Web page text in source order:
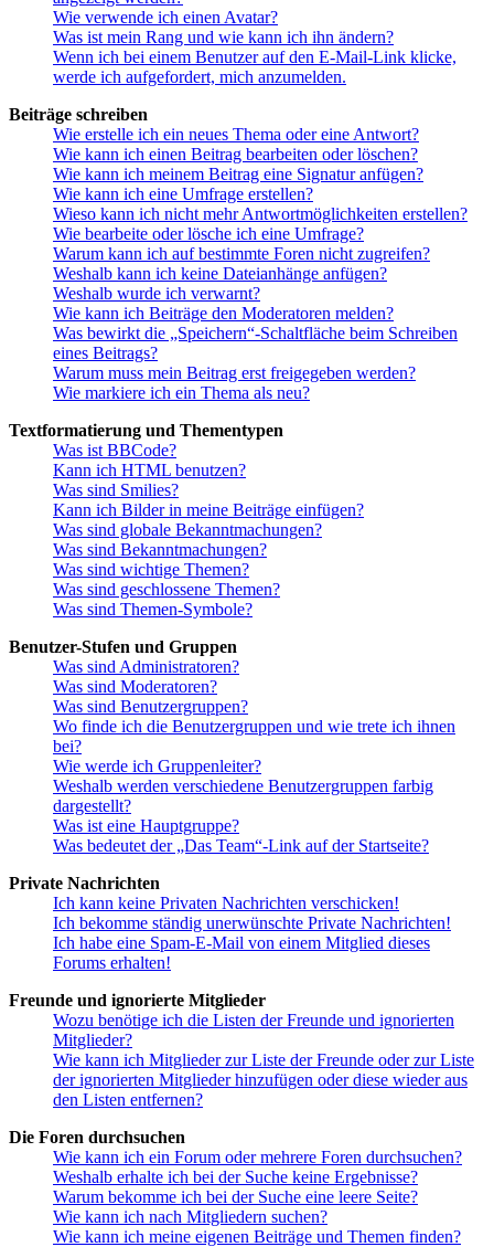
Wie verwende ich einen Avatar?
Was ist mein Rang und wie kann ich ihn ändern?
Wenn ich bei einem Benutzer auf den E-Mail-Link klicke,
werde ich aufgefordert, mich anzumelden.
Beiträge schreiben
Wie erstelle ich ein neues Thema oder eine Antwort?
Wie kann ich einen Beitrag bearbeiten oder löschen?
Wie kann ich meinem Beitrag eine Signatur anfügen?
Wie kann ich eine Umfrage erstellen?
Wieso kann ich nicht mehr Antwortmöglichkeiten erstellen?
Wie bearbeite oder lösche ich eine Umfrage?
Warum kann ich auf bestimmte Foren nicht zugreifen?
Weshalb kann ich keine Dateianhänge anfügen?
Weshalb wurde ich verwarnt?
Wie kann ich Beiträge den Moderatoren melden?
Was bewirkt die „Speichern“-Schaltfläche beim Schreiben
eines Beitrags?
Warum muss mein Beitrag erst freigegeben werden?
Wie markiere ich ein Thema als neu?
Textformatierung und Thementypen
Was ist BBCode?
Kann ich HTML benutzen?
Was sind Smilies?
Kann ich Bilder in meine Beiträge einfügen?
Was sind globale Bekanntmachungen?
Was sind Bekanntmachungen?
Was sind wichtige Themen?
Was sind geschlossene Themen?
Was sind Themen-Symbole?
Benutzer-Stufen und Gruppen
Was sind Administratoren?
Was sind Moderatoren?
Was sind Benutzergruppen?
Wo finde ich die Benutzergruppen und wie trete ich ihnen
bei?
Wie werde ich Gruppenleiter?
Weshalb werden verschiedene Benutzergruppen farbig
dargestellt?
Was ist eine Hauptgruppe?
Was bedeutet der „Das Team“-Link auf der Startseite?
Private Nachrichten
Ich kann keine Privaten Nachrichten verschicken!
Ich bekomme ständig unerwünschte Private Nachrichten!
Ich habe eine Spam-E-Mail von einem Mitglied dieses
Forums erhalten!
Freunde und ignorierte Mitglieder
Wozu benötige ich die Listen der Freunde und ignorierten
Mitglieder?
Wie kann ich Mitglieder zur Liste der Freunde oder zur Liste
der ignorierten Mitglieder hinzufügen oder diese wieder aus
den Listen entfernen?
Die Foren durchsuchen
Wie kann ich ein Forum oder mehrere Foren durchsuchen?
Weshalb erhalte ich bei der Suche keine Ergebnisse?
Warum bekomme ich bei der Suche eine leere Seite?
Wie kann ich nach Mitgliedern suchen?
Wie kann ich meine eigenen Beiträge und Themen finden?